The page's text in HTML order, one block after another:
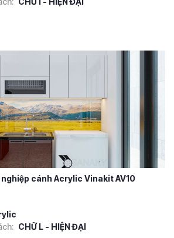
cánh Acrylic Vinakit AV10
CHỮ L - HIỆN ĐẠI